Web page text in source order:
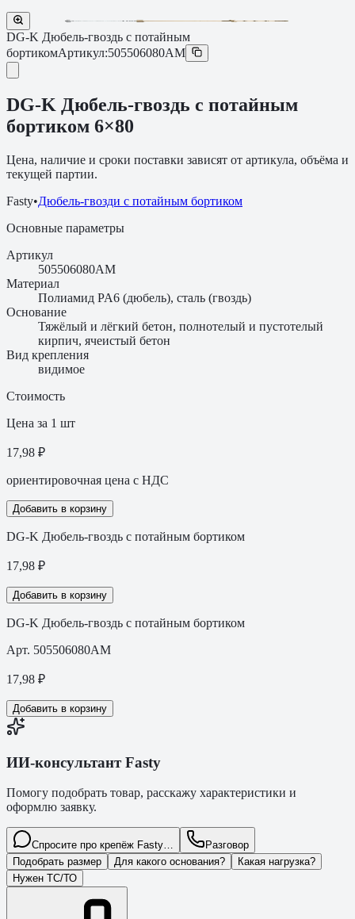
DG-K Дюбель-гвоздь с потайным
бортикомАртикул:505506080AM
DG-K Дюбель-гвоздь с потайным
бортиком 6×80
Цена, наличие и сроки поставки зависят от артикула, объёма и
текущей партии.
Fasty•Дюбель-гвозди с потайным бортиком
Основные параметры
Артикул
505506080AM
Материал
Полиамид PA6 (дюбель), сталь (гвоздь)
Основание
Тяжёлый и лёгкий бетон, полнотелый и пустотелый
кирпич, ячеистый бетон
Вид крепления
видимое
Стоимость
Цена за 1 шт
17,98 ₽
ориентировочная цена с НДС
Добавить в корзину
DG-K Дюбель-гвоздь с потайным бортиком
17,98 ₽
Добавить в корзину
DG-K Дюбель-гвоздь с потайным бортиком
Арт. 505506080AM
17,98 ₽
Добавить в корзину
ИИ-консультант Fasty
Помогу подобрать товар, расскажу характеристики и
оформлю заявку.
Спросите про крепёж Fasty…
Разговор
Подобрать размер
Для какого основания?
Какая нагрузка?
Нужен ТС/ТО